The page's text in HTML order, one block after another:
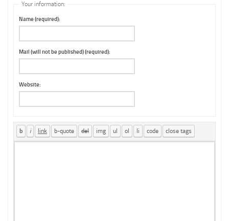
Your information:
Name (required):
Mail (will not be published) (required):
Website: